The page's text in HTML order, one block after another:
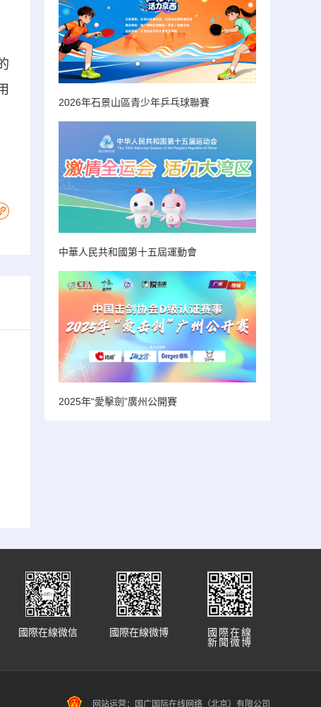
2026年石景山區青少年乒乓球聯賽
中華人民共和國第十五屆運動會
2025年“愛擊劍”廣州公開賽
國際在線
新聞微博
國際在線微博
國際在線微信
网站运营：国广国际在线网络（北京）有限公司